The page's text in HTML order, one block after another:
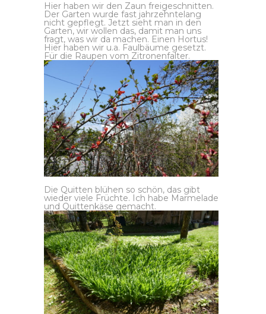
Hier haben wir den Zaun freigeschnitten.
Der Garten wurde fast jahrzehntelang
nicht gepflegt. Jetzt sieht man in den
Garten, wir wollen das, damit man uns
fragt, was wir da machen. Einen Hortus!
Hier haben wir u.a. Faulbäume gesetzt.
Für die Raupen vom Zitronenfalter.
Die Quitten blühen so schön, das gibt
wieder viele Früchte. Ich habe Marmelade
und Quittenkäse gemacht.